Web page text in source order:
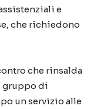
e
che richiedono
che rinsalda
gruppo di
un servizio alle